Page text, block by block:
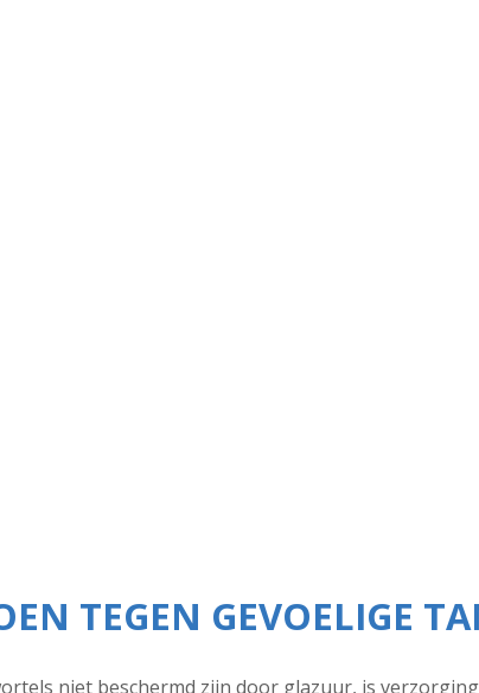
TEGEN GEVOELIGE
niet beschermd zijn door glazuur, is